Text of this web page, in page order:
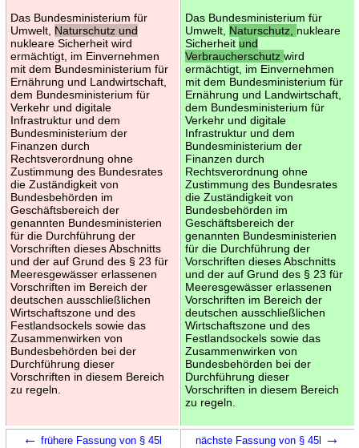
Das Bundesministerium für
Umwelt, Naturschutz und
nukleare Sicherheit wird
ermächtigt, im Einvernehmen
mit dem Bundesministerium für
Ernährung und Landwirtschaft,
dem Bundesministerium für
Verkehr und digitale
Infrastruktur und dem
Bundesministerium der
Finanzen durch
Rechtsverordnung ohne
Zustimmung des Bundesrates
die Zuständigkeit von
Bundesbehörden im
Geschäftsbereich der
genannten Bundesministerien
für die Durchführung der
Vorschriften dieses Abschnitts
und der auf Grund des § 23 für
Meeresgewässer erlassenen
Vorschriften im Bereich der
deutschen ausschließlichen
Wirtschaftszone und des
Festlandsockels sowie das
Zusammenwirken von
Bundesbehörden bei der
Durchführung dieser
Vorschriften in diesem Bereich
zu regeln.
Das Bundesministerium für
Umwelt, Naturschutz, nukleare
Sicherheit und
Verbraucherschutz wird
ermächtigt, im Einvernehmen
mit dem Bundesministerium für
Ernährung und Landwirtschaft,
dem Bundesministerium für
Verkehr und digitale
Infrastruktur und dem
Bundesministerium der
Finanzen durch
Rechtsverordnung ohne
Zustimmung des Bundesrates
die Zuständigkeit von
Bundesbehörden im
Geschäftsbereich der
genannten Bundesministerien
für die Durchführung der
Vorschriften dieses Abschnitts
und der auf Grund des § 23 für
Meeresgewässer erlassenen
Vorschriften im Bereich der
deutschen ausschließlichen
Wirtschaftszone und des
Festlandsockels sowie das
Zusammenwirken von
Bundesbehörden bei der
Durchführung dieser
Vorschriften in diesem Bereich
zu regeln.
← frühere Fassung von § 45l nächste Fassung von § 45l →